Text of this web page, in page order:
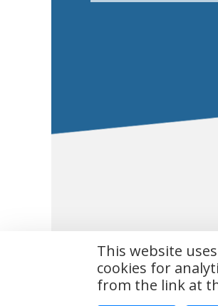
This website
cookies for
from the link at